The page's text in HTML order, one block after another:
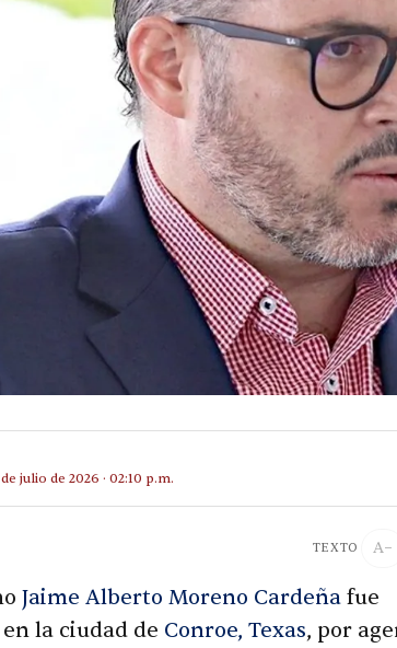
julio de 2026 · 02:10 p.m.
TEXTO A−
Jaime Alberto Moreno Cardeña fue
la ciudad de Conroe, Texas, por